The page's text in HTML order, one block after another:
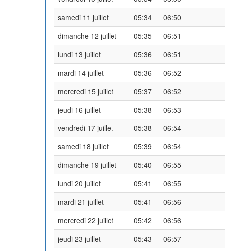
samedi 11 juillet
05:34 06:50
dimanche 12 juillet
05:35 06:51
lundi 13 juillet
05:36 06:51
mardi 14 juillet
05:36 06:52
mercredi 15 juillet
05:37 06:52
jeudi 16 juillet
05:38 06:53
vendredi 17 juillet
05:38 06:54
samedi 18 juillet
05:39 06:54
dimanche 19 juillet
05:40 06:55
lundi 20 juillet
05:41 06:55
mardi 21 juillet
05:41 06:56
mercredi 22 juillet
05:42 06:56
jeudi 23 juillet
05:43 06:57